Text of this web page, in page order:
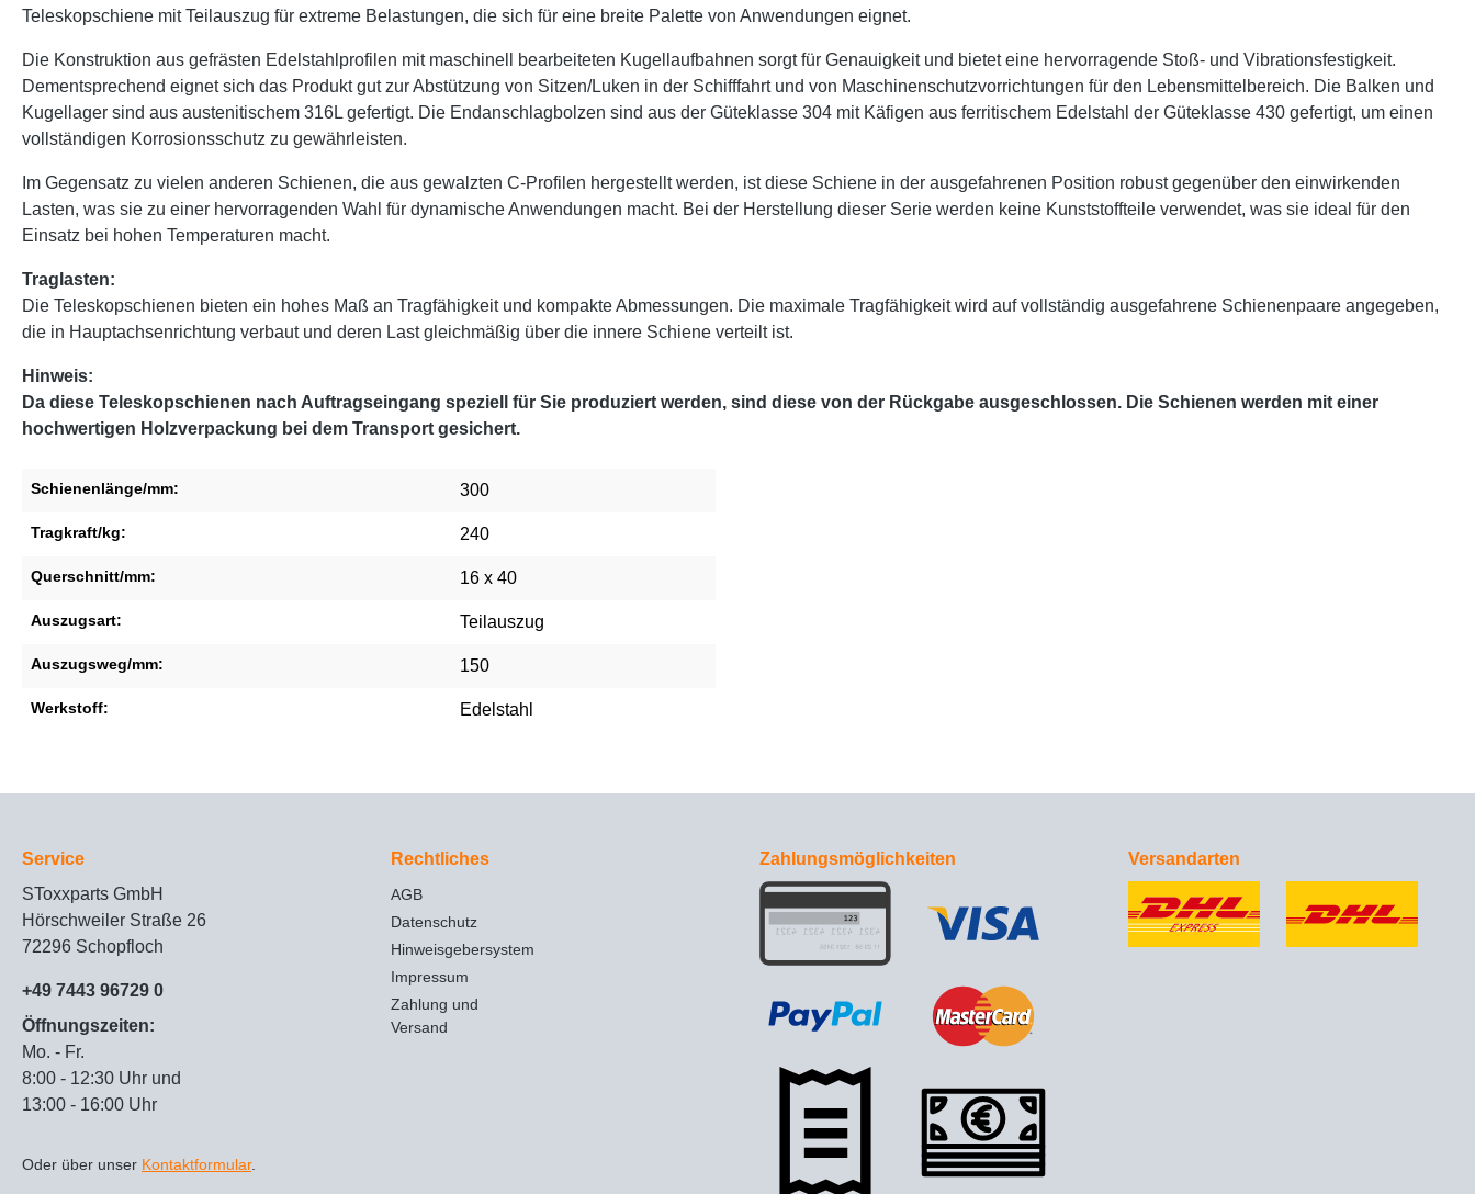
Teleskopschiene mit Teilauszug für extreme Belastungen, die sich für eine breite Palette von Anwendungen eignet.
Die Konstruktion aus gefrästen Edelstahlprofilen mit maschinell bearbeiteten Kugellaufbahnen sorgt für Genauigkeit und bietet eine hervorragende Stoß- und Vibrationsfestigkeit.
Dementsprechend eignet sich das Produkt gut zur Abstützung von Sitzen/Luken in der Schifffahrt und von Maschinenschutzvorrichtungen für den Lebensmittelbereich. Die Balken und
Kugellager sind aus austenitischem 316L gefertigt. Die Endanschlagbolzen sind aus der Güteklasse 304 mit Käfigen aus ferritischem Edelstahl der Güteklasse 430 gefertigt, um einen
vollständigen Korrosionsschutz zu gewährleisten.
Im Gegensatz zu vielen anderen Schienen, die aus gewalzten C-Profilen hergestellt werden, ist diese Schiene in der ausgefahrenen Position robust gegenüber den einwirkenden
Lasten, was sie zu einer hervorragenden Wahl für dynamische Anwendungen macht. Bei der Herstellung dieser Serie werden keine Kunststoffteile verwendet, was sie ideal für den
Einsatz bei hohen Temperaturen macht.
Traglasten:
Die Teleskopschienen bieten ein hohes Maß an Tragfähigkeit und kompakte Abmessungen. Die maximale Tragfähigkeit wird auf vollständig ausgefahrene Schienenpaare angegeben,
die in Hauptachsenrichtung verbaut und deren Last gleichmäßig über die innere Schiene verteilt ist.
Hinweis:
Da diese Teleskopschienen nach Auftragseingang speziell für Sie produziert werden, sind diese von der Rückgabe ausgeschlossen. Die Schienen werden mit einer
hochwertigen Holzverpackung bei dem Transport gesichert.
Schienenlänge/mm: 300
Tragkraft/kg: 240
Querschnitt/mm: 16 x 40
Auszugsart: Teilauszug
Auszugsweg/mm: 150
Werkstoff: Edelstahl
Service
SToxxparts GmbH
Hörschweiler Straße 26
72296 Schopfloch
+49 7443 96729 0
Öffnungszeiten:
Mo. - Fr.
8:00 - 12:30 Uhr und
13:00 - 16:00 Uhr
Oder über unser Kontaktformular.
Rechtliches
AGB
Datenschutz
Hinweisgebersystem
Impressum
Zahlung und
Versand
Zahlungsmöglichkeiten Versandarten